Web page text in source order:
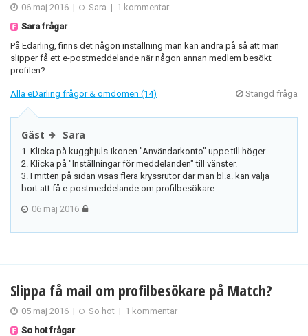
06 maj 2016 | Sara | 1 kommentar
Sara frågar
På Edarling, finns det någon inställning man kan ändra på så att man
slipper få ett e-postmeddelande när någon annan medlem besökt
profilen?
Alla eDarling frågor & omdömen (14) Stängd fråga
Gäst Sara
1. Klicka på kugghjuls-ikonen "Användarkonto" uppe till höger.
2. Klicka på "Inställningar för meddelanden" till vänster.
3. I mitten på sidan visas flera kryssrutor där man bl.a. kan välja
bort att få e-postmeddelande om profilbesökare.
06 maj 2016
Slippa få mail om profilbesökare på Match?
05 maj 2016 | So hot | 1 kommentar
So hot frågar